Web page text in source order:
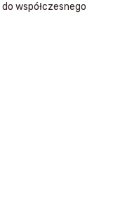
współczesnego